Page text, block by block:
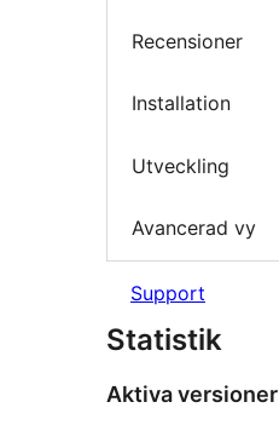
Recensioner
Installation
Utveckling
Avancerad vy
Support
Statistik
Aktiva versioner